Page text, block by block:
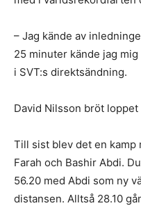
– Jag kände av
25 minuter kände jag
i SVT:s direktsändning.
David Nilsson bröt
Till sist blev det en kamp
Farah och Bashir Abdi.
56.20 med Abdi som ny
distansen. Alltså 28.10